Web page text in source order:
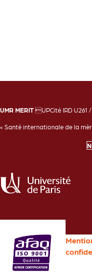
UMR MERIT UPCité IRD U261
« Santé internationale de la